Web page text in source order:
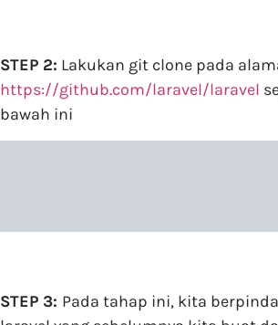
STEP 2: Lakukan git clone pada
https://github.com/laravel/laravel
bawah ini
STEP 3: Pada tahap ini, kita